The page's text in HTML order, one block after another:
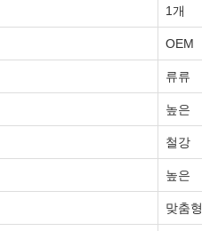
1개
OEM
류류
높은
철강
높은
맞춤형